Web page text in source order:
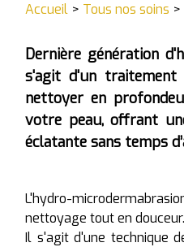
Microneedling
Protocoles
Les soins
Programmes de
Accueil > Tous nos soins
Dernière génération
s'agit d'un
nettoyer en
votre peau, offrant
éclatante sans temps
L'hydro-
nettoyage tout en douceur.
Il s'agit d'une technique